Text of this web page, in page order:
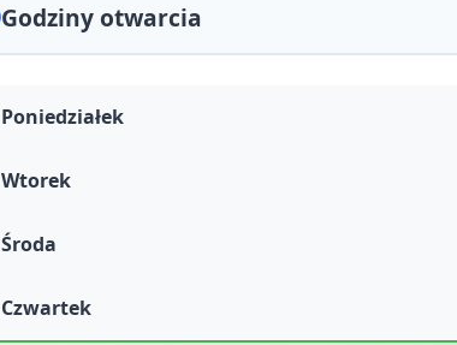
Godziny otwarcia
Poniedziałek
Wtorek
Środa
Czwartek